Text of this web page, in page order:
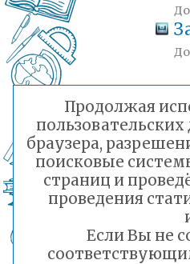
Продолжая
браузера,
поисковые
страниц и
проведения
Если Вы не